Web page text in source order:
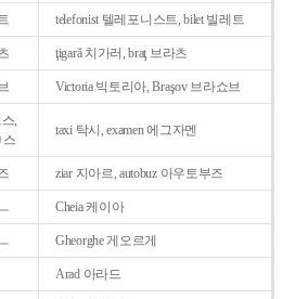
telefonist 텔레포니스트, bilet 빌레트
ţigarǎ 치가러, braţ 브라츠
Victoria 빅토리아, Braşov 브라쇼브
,
스
taxi 탁시, examen 에그자멘
ziar 지아르, autobuz 아우토부즈
Cheia 케이아
Gheorghe 게오르게
Arad 아라드